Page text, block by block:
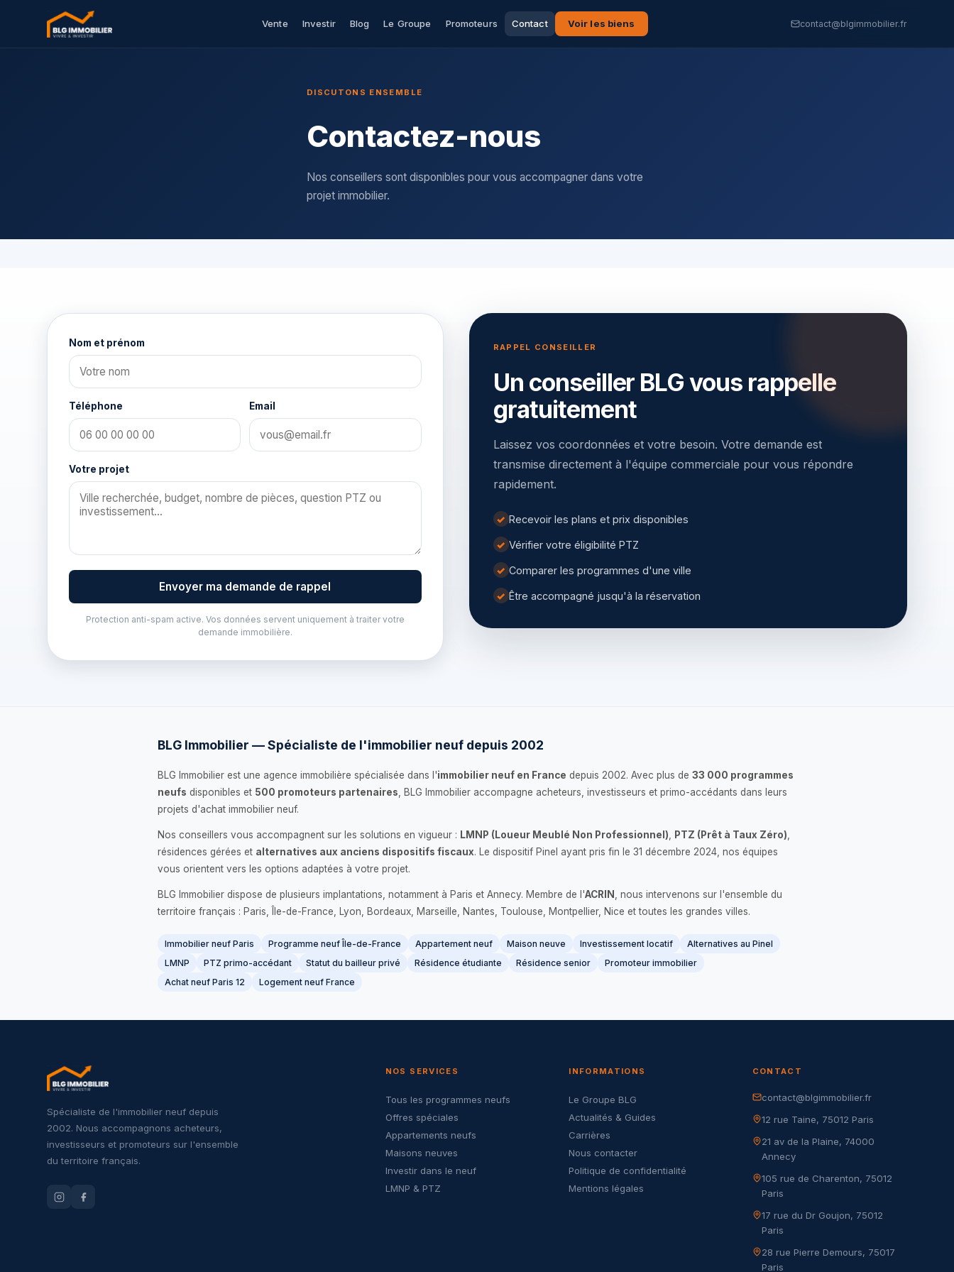
Vente Investir Blog Le Groupe Promoteurs Contact Voir les biens contact@blgimmobilier.fr
DISCUTONS ENSEMBLE
Contactez-nous
Nos conseillers sont disponibles pour vous accompagner dans votre
projet immobilier.
RAPPEL CONSEILLER
Un conseiller BLG vous rappelle
gratuitement
Laissez vos coordonnées et votre besoin. Votre demande est
transmise directement à l'équipe commerciale pour vous répondre
rapidement.
✓ Recevoir les plans et prix disponibles
✓ Vérifier votre éligibilité PTZ
✓ Comparer les programmes d'une ville
✓ Être accompagné jusqu'à la réservation
Nom et prénom
Téléphone Email
Votre projet
Envoyer ma demande de rappel
Protection anti-spam active. Vos données servent uniquement à traiter votre
demande immobilière.
BLG Immobilier — Spécialiste de l'immobilier neuf depuis 2002
BLG Immobilier est une agence immobilière spécialisée dans l'immobilier neuf en France depuis 2002. Avec plus de 33 000 programmes
neufs disponibles et 500 promoteurs partenaires , BLG Immobilier accompagne acheteurs, investisseurs et primo-accédants dans leurs
projets d'achat immobilier neuf.
Nos conseillers vous accompagnent sur les solutions en vigueur : LMNP (Loueur Meublé Non Professionnel) PTZ (Prêt à Taux Zéro)
résidences gérées et alternatives aux anciens dispositifs fiscaux. Le dispositif Pinel ayant pris fin le 31 décembre 2024, nos équipes
vous orientent vers les options adaptées à votre projet.
BLG Immobilier dispose de plusieurs implantations, notamment à Paris et Annecy. Membre de l'ACRIN
, nous intervenons sur l'ensemble du
territoire français : Paris, Île-de-France, Lyon, Bordeaux, Marseille, Nantes, Toulouse, Montpellier, Nice et toutes les grandes villes.
Immobilier neuf Paris Programme neuf Île-de-France Appartement neuf Maison neuve Investissement locatif
Alternatives au Pinel
LMNP
PTZ primo-accédant Statut du bailleur privé Résidence étudiante Résidence senior
Promoteur immobilier
Achat neuf Paris 12
Logement neuf France
Spécialiste de l'immobilier neuf depuis
2002. Nous accompagnons acheteurs,
investisseurs et promoteurs sur l'ensemble
du territoire français.
NOS SERVICES
Tous les programmes neufs
Offres spéciales
Appartements neufs
Maisons neuves
Investir dans le neuf
LMNP & PTZ
INFORMATIONS
Le Groupe BLG
Actualités & Guides
Carrières
Nous contacter
Politique de confidentialité
Mentions légales
CONTACT
contact@blgimmobilier.fr
12 rue Taine, 75012 Paris
21 av de la Plaine, 74000
Annecy
105 rue de Charenton, 75012
Paris
17 rue du Dr Goujon, 75012
Paris
28 rue Pierre Demours, 75017
Paris